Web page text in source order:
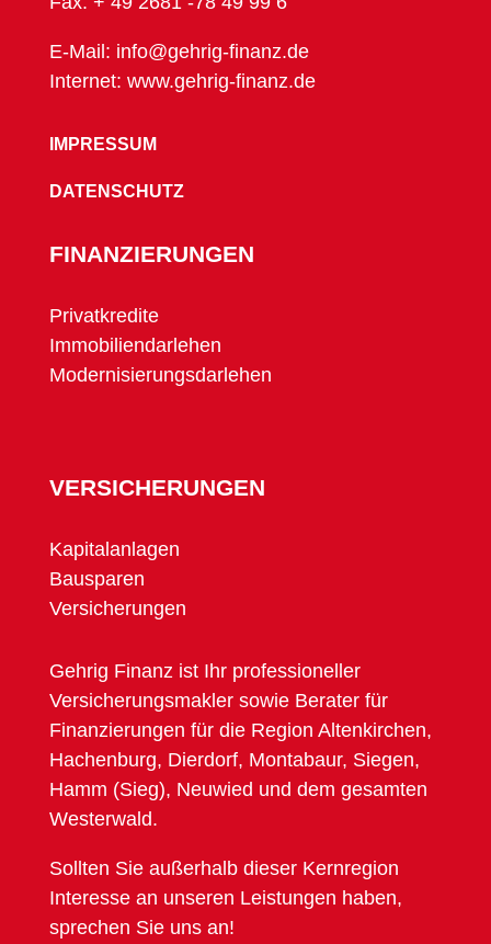
E-Mail: info@gehrig-finanz.de
Internet: www.gehrig-finanz.de
IMPRESSUM
DATENSCHUTZ
FINANZIERUNGEN
Privatkredite
Immobiliendarlehen
Modernisierungsdarlehen
VERSICHERUNGEN
Kapitalanlagen
Bausparen
Versicherungen
Gehrig Finanz ist Ihr professioneller
Versicherungsmakler sowie Berater für
Finanzierungen für die Region Altenkirchen,
Hachenburg, Dierdorf, Montabaur, Siegen,
Hamm (Sieg), Neuwied und dem gesamten
Westerwald.
Sollten Sie außerhalb dieser Kernregion
Interesse an unseren Leistungen haben,
sprechen Sie uns an!